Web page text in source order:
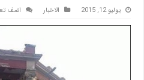
يوليو 12, 2015 الاخبار اضف